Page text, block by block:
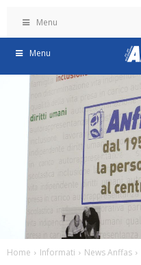
Menu
Menu
Home Informati News Anffas